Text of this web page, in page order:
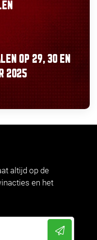
OP 29, 30 EN
2025
altijd op de
en het